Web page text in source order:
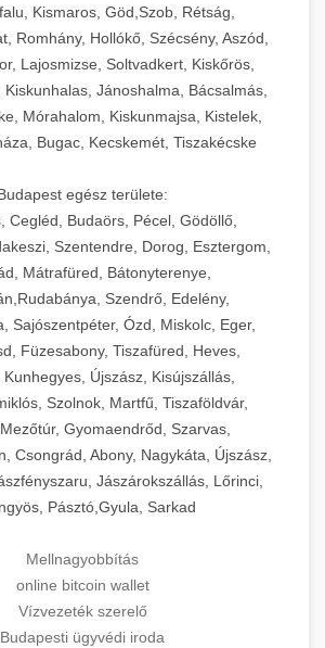
Kismaros, Göd,Szob, Rétság,
Romhány, Hollókő, Szécsény, Aszód,
Lajosmizse, Soltvadkert, Kiskőrös,
Kiskunhalas, Jánoshalma, Bácsalmás,
Mórahalom, Kiskunmajsa, Kistelek,
Bugac, Kecskemét, Tiszakécske
egész területe:
Cegléd, Budaörs, Pécel, Gödöllő,
Szentendre, Dorog, Esztergom,
Mátrafüred, Bátonyterenye,
Szendrő, Edelény,
Sajószentpéter, Ózd, Miskolc, Eger,
Füzesabony, Tiszafüred, Heves,
Újszász, Kisújszállás,
Szolnok, Martfű, Tiszaföldvár,
Gyomaendrőd, Szarvas,
Csongrád, Abony, Nagykáta, Újszász,
Jászárokszállás, Lőrinci,
Pásztó,Gyula, Sarkad
Mellnagyobbítás
online bitcoin wallet
Vízvezeték szerelő
Budapesti ügyvédi iroda